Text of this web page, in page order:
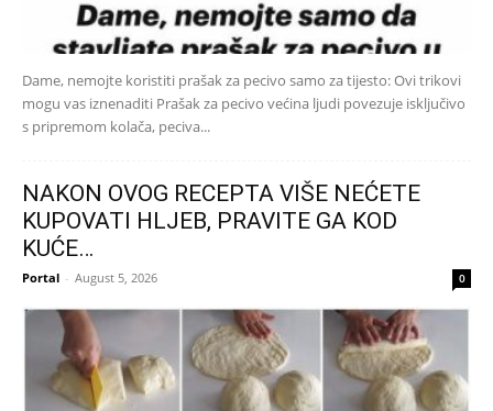
Dame, nemojte koristiti prašak za pecivo samo za tijesto: Ovi trikovi
mogu vas iznenaditi Prašak za pecivo većina ljudi povezuje isključivo
s pripremom kolača, peciva...
NAKON OVOG RECEPTA VIŠE NEĆETE
KUPOVATI HLJEB, PRAVITE GA KOD
KUĆE…
Portal - August 5, 2026 0